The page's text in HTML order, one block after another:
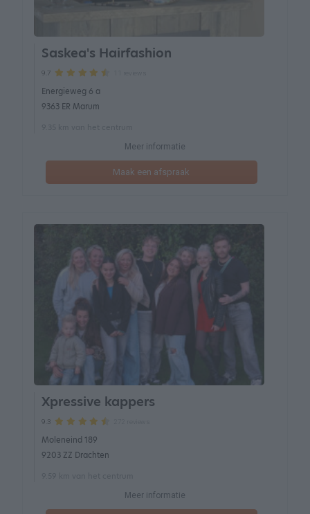
Saskea's Hairfashion
9.7
Energieweg 6 a
9363 ER Marum
Meer informatie
Maak een afspraak
Xpressive kappers
9.3
Moleneind 189
9203 ZZ Drachten
Meer informatie